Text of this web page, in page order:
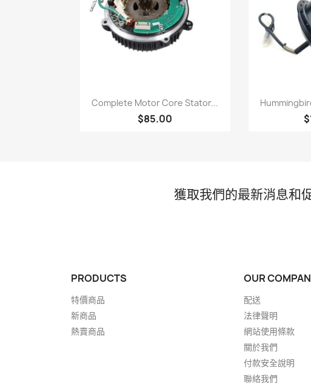
快速查看
Complete Motor Core Stator...
$85.00

獲取我們的最新消息和
PRODUCTS
特價商品
新商品
熱賣商品
OUR
配送
法律聲明
網站使用條款
關於我們
付款安全說明
聯絡我們